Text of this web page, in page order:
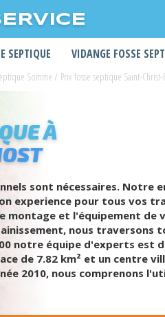
SEPTIQUE VIDANGE FOSSE
Somme / Prix fosse septique Saint-
À
sont nécessaires. Notre
experience pour tous vos
et l'équipement de
nous
notre équipe d'experts est
de 7.82 km² et un centre
2010, nous